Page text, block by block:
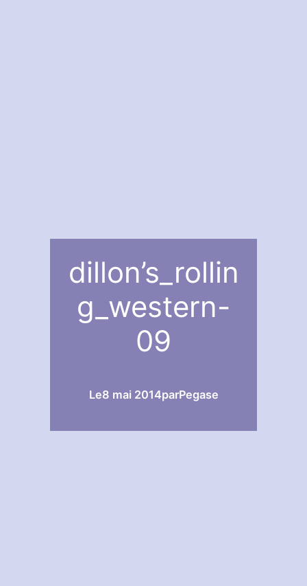
dillon’s_rollin
g_western-
09
Le8 mai 2014parPegase